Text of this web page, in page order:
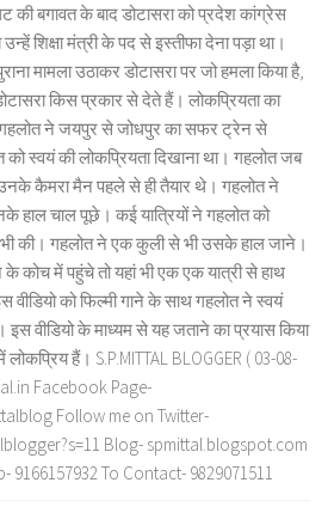
की बगावत के बाद डोटासरा को प्रदेश कांग्रेस
शिक्षा मंत्री के पद से इस्तीफा देना पड़ा था।
मामला उठाकर डोटासरा पर जो हमला किया है,
किस प्रकार से देते हैं। लोकप्रियता का
गहलोत ने जयपुर से जोधपुर का सफर ट्रेन से
स्वयं की लोकप्रियता दिखाना था। गहलोत जब
कैमरा मैन पहले से ही तैयार थे। गहलोत ने
हाल चाल पूछे। कई यात्रियों ने गहलोत को
की। गहलोत ने एक कुली से भी उसके हाल जाने।
कोच में पहुंचे तो यहां भी एक एक यात्री से हाथ
वीडियो को फिल्मी गाने के साथ गहलोत ने स्वयं
इस वीडियो के माध्यम से यह जताने का प्रयास किया
हैं। S.P.MITTAL BLOGGER ( 03-08-
Facebook Page-
Follow me on Twitter-
Blog- spmittal.blogspot.com
9166157932 To Contact- 9829071511